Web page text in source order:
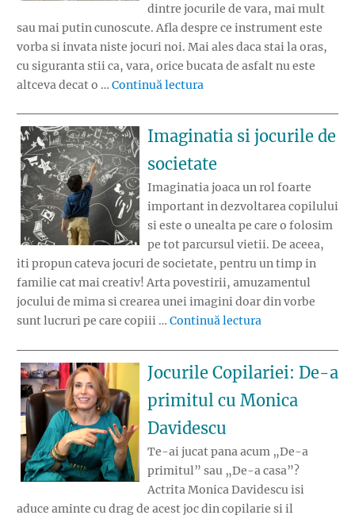
dintre jocurile de vara, mai mult
sau mai putin cunoscute. Afla despre ce instrument este
vorba si invata niste jocuri noi. Mai ales daca stai la oras,
cu siguranta stii ca, vara, orice bucata de asfalt nu este
altceva decat o … Continuă lectura
Imaginatia si jocurile de
societate
Imaginatia joaca un rol foarte
important in dezvoltarea copilului
si este o unealta pe care o folosim
pe tot parcursul vietii. De aceea,
iti propun cateva jocuri de societate, pentru un timp in
familie cat mai creativ! Arta povestirii, amuzamentul
jocului de mima si crearea unei imagini doar din vorbe
sunt lucruri pe care copiii … Continuă lectura
Jocurile Copilariei: De-a
primitul cu Monica
Davidescu
Te-ai jucat pana acum „De-a
primitul” sau „De-a casa”?
Actrita Monica Davidescu isi
aduce aminte cu drag de acest joc din copilarie si il